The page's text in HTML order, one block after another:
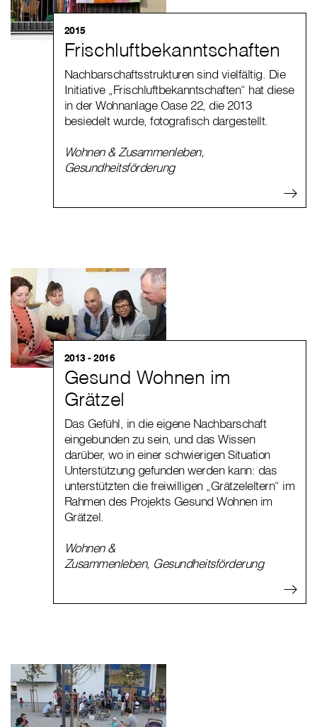
2015
Frischluftbekanntschaften
Nachbarschaftsstrukturen sind vielfältig. Die
Initiative „Frischluftbekanntschaften“ hat diese
in der Wohnanlage Oase 22, die 2013
besiedelt wurde, fotografisch dargestellt.
Wohnen & Zusammenleben,
Gesundheitsförderung
2013 - 2016
Gesund Wohnen im
Grätzel
Das Gefühl, in die eigene Nachbarschaft
eingebunden zu sein, und das Wissen
darüber, wo in einer schwierigen Situation
Unterstützung gefunden werden kann: das
unterstützten die freiwilligen „Grätzeleltern“ im
Rahmen des Projekts Gesund Wohnen im
Grätzel.
Wohnen &
Zusammenleben, Gesundheitsförderung